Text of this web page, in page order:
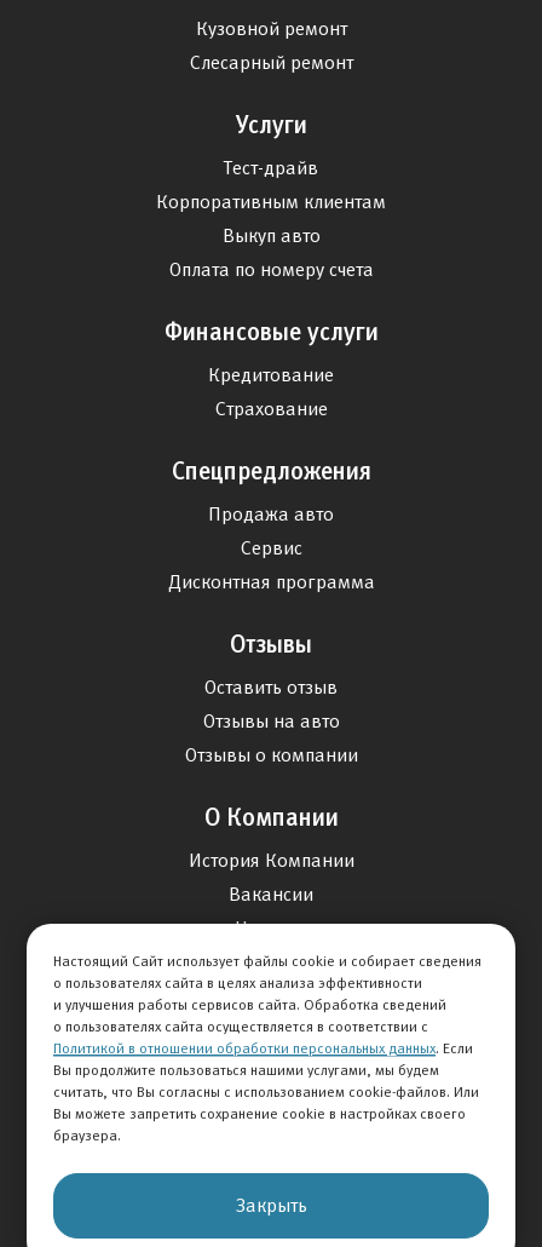
© 2026 АВТОМИР
Кузовной ремонт
Слесарный ремонт
Услуги
Тест-драйв
Корпоративным клиентам
Выкуп авто
Оплата по номеру счета
Финансовые услуги
Кредитование
Страхование
Спецпредложения
Продажа авто
Сервис
Дисконтная программа
Отзывы
Оставить отзыв
Отзывы на авто
Отзывы о компании
О Компании
История Компании
Вакансии
Новости
Карта сайта
Контакты
+7 495 292-60-60
Настоящий Сайт использует файлы cookie и собирает сведения
о пользователях сайта в целях анализа эффективности
и улучшения работы сервисов сайта. Обработка сведений
о пользователях сайта осуществляется в соответствии с
Политикой в отношении обработки персональных данных. Если
Вы продолжите пользоваться нашими услугами, мы будем
считать, что Вы согласны с использованием cookie-файлов. Или
Вы можете запретить сохранение cookie в настройках своего
браузера.
Закрыть